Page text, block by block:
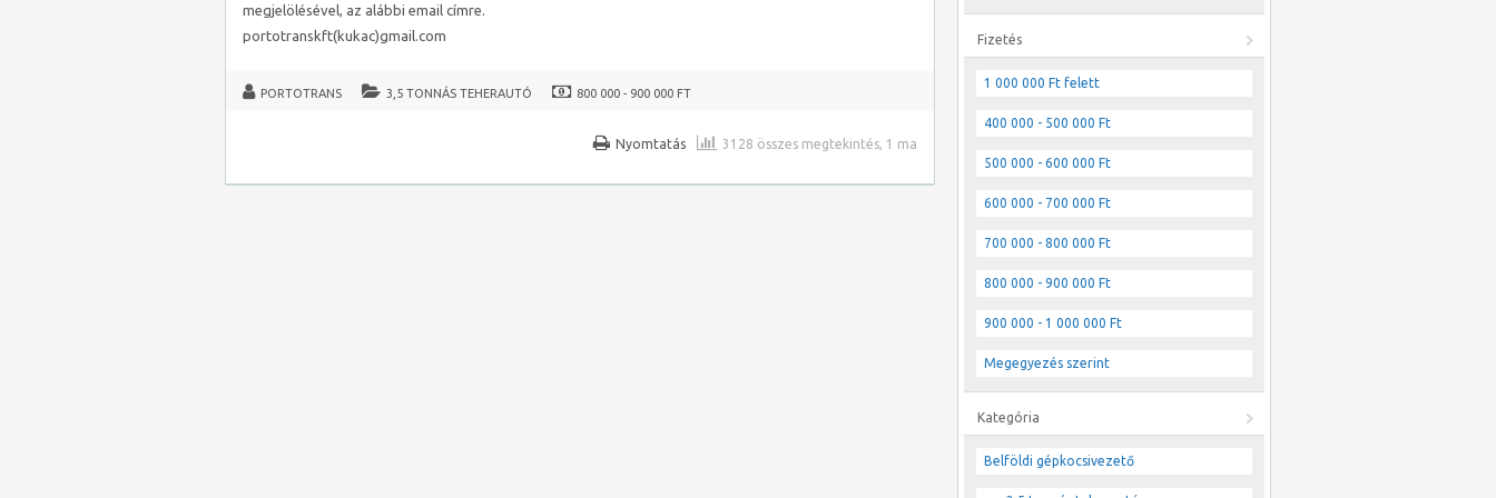
megjelölésével, az alábbi email címre.
portotranskft(kukac)gmail.com
PORTOTRANS 3,5 TONNÁS TEHERAUTÓ 800 000 - 900 000 FT
3128 összes megtekintés, 1 ma
Nyomtatás
Fizetés
1 000 000 Ft felett
400 000 - 500 000 Ft
500 000 - 600 000 Ft
600 000 - 700 000 Ft
700 000 - 800 000 Ft
800 000 - 900 000 Ft
900 000 - 1 000 000 Ft
Megegyezés szerint
Kategória
Belföldi gépkocsivezető